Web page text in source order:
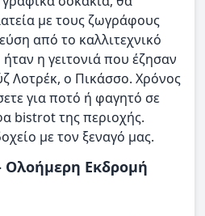
με τους ζωγράφους
από το καλλιτεχνικό
ήταν η γειτονιά που έζησαν
Λοτρέκ, ο Πικάσσο. Χρόνος
για ποτό ή φαγητό σε
bistrot της περιοχής.
με τον ξεναγό μας.
Ολοήμερη Εκδρομή